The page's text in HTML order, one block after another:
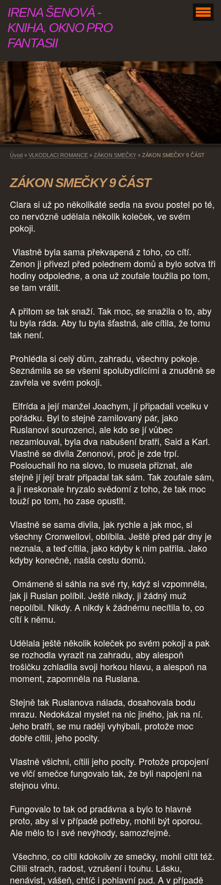
IRENA ŠENOVÁ -
KNIHA, OKNO PRO
FANTASII
Úvod » VLKODLACI ROMANCE » ZÁKON SMEČKY » ZÁKON SMEČKY 9 ČÁST
ZÁKON SMEČKY 9 ČÁST
Clara si už po několikáté sedla na svou postel po té,
co nervózně udělala několik koleček, ve svém
pokoji.
Vlastně byla sama překvapená z toho, co cítí.
Zenon ji přivezl před polednem domů a bylo sotva tři
hodiny odpoledne, a ona už zoufale toužila po tom,
se tam vrátit.
A přitom se tak snaží. Tak moc, se snažila o to, aby
tu byla ráda. Aby tu byla šťastná, ale cítila, že tomu
tak není.
Prohlédla si celý dům, zahradu, všechny pokoje.
Seznámila se se všemi spolubydlícími a znuděně se
zavřela ve svém pokoji.
Elfrída a její manžel Joachym, jí připadali vcelku v
pořádku. Byl to stejně zamilovaný pár, jako
Ruslanovi sourozenci, ale kdo se jí vůbec
nezamlouval, byla dva nabušení bratři, Said a Karl.
Vlastně se divila Zenonovi, proč je zde trpí.
Poslouchali ho na slovo, to musela přiznat, ale
stejně jí její bratr připadal tak sám. Tak zoufale sám,
a ji neskonale hryzalo svědomí z toho, že tak moc
touží po tom, ho zase opustit.
Vlastně se sama divila, jak rychle a jak moc, si
všechny Cronwellovi, oblíbila. Ještě před pár dny je
neznala, a teď cítila, jako kdyby k nim patřila. Jako
kdyby konečně, našla cestu domů.
Omámeně si sáhla na své rty, když si vzpomněla,
jak ji Ruslan políbil. Ještě nikdy, ji žádný muž
nepolíbil. Nikdy. A nikdy k žádnému necítila to, co
cítí k němu.
Udělala ještě několik koleček po svém pokoji a pak
se rozhodla vyrazit na zahradu, aby alespoň
trošičku zchladila svoji horkou hlavu, a alespoň na
moment, zapomněla na Ruslana.
Stejně tak Ruslanova nálada, dosahovala bodu
mrazu. Nedokázal myslet na nic jiného, jak na ní.
Jeho bratři, se mu raději vyhýbali, protože moc
dobře cítili, jeho pocity.
Vlastně všichni, cítili jeho pocity. Protože propojení
ve vlčí smečce fungovalo tak, že byli napojeni na
stejnou vlnu.
Fungovalo to tak od pradávna a bylo to hlavně
proto, aby si v případě potřeby, mohli být oporou.
Ale mělo to i své nevýhody, samozřejmě.
Všechno, co cítil kdokoliv ze smečky, mohli cítit též.
Cítili strach, radost, vzrušení i touhu. Lásku,
nenávist, vášeň, chtíč i pohlavní pud. A v případě